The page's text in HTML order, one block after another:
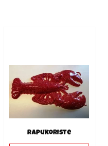
Rapukoriste